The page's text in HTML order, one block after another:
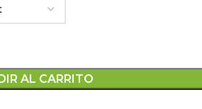
AL CARRITO